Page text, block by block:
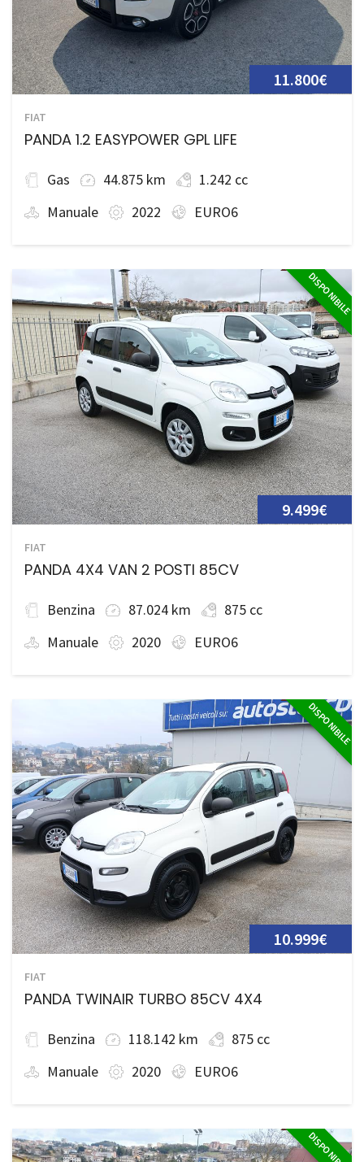
11.800€
FIAT
PANDA 1.2 EASYPOWER GPL LIFE
Gas 44.875 km
1.242 cc
Manuale
2022 EURO6
DISPONIBILE
9.499€
FIAT
PANDA 4X4 VAN 2 POSTI 85CV
Benzina 87.024 km
875 cc
Manuale
2020 EURO6
DISPONIBILE
10.999€
FIAT
PANDA TWINAIR TURBO 85CV 4X4
Benzina 118.142 km
875 cc
Manuale
2020 EURO6